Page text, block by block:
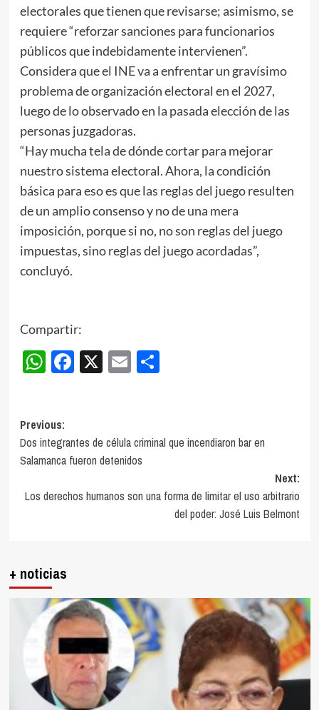
electorales que tienen que revisarse; asimismo, se
requiere “reforzar sanciones para funcionarios
públicos que indebidamente intervienen”.
Considera que el INE va a enfrentar un gravísimo
problema de organización electoral en el 2027,
luego de lo observado en la pasada elección de las
personas juzgadoras.
“Hay mucha tela de dónde cortar para mejorar
nuestro sistema electoral. Ahora, la condición
básica para eso es que las reglas del juego resulten
de un amplio consenso y no de una mera
imposición, porque si no, no son reglas del juego
impuestas, sino reglas del juego acordadas”,
concluyó.
Compartir:
WhatsApp
Facebook
X EmailCompartir
Post
navigation
Previous:
Dos integrantes de célula criminal que incendiaron bar en
Salamanca fueron detenidos
Next:
Los derechos humanos son una forma de limitar el uso arbitrario
del poder: José Luis Belmont
+ noticias